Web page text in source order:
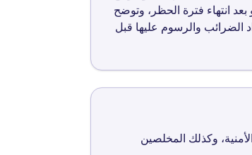
انتهاء فترة الحظر، وتوضح
الضرائب والرسوم عليها قبل
وكذلك المخلصين